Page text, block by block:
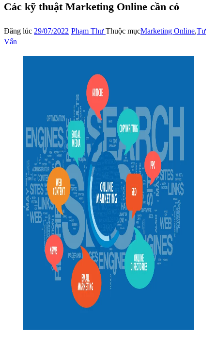
Các kỹ thuật Marketing Online cần có
Đăng lúc 29/07/2022 Phạm Thư Thuộc mụcMarketing Online,Tư
Vấn